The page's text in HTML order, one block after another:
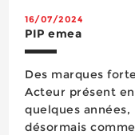
16/07/2024
PIP emea
Des marques
Acteur présent
quelques années,
désormais